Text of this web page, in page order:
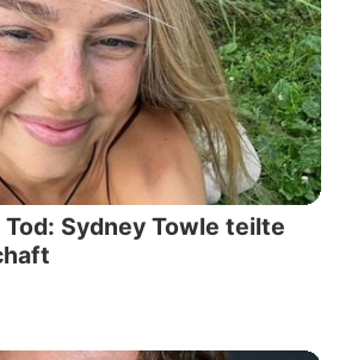
Sydney Towle teilte